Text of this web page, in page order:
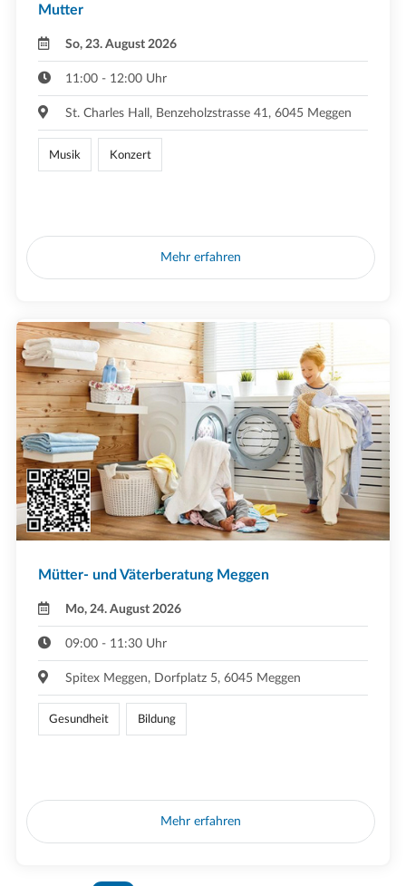
Mutter
So, 23. August 2026
11:00 - 12:00 Uhr
St. Charles Hall, Benzeholzstrasse 41, 6045 Meggen
Musik Konzert
Mehr erfahren
Mütter- und Väterberatung Meggen
Mo, 24. August 2026
09:00 - 11:30 Uhr
Spitex Meggen, Dorfplatz 5, 6045 Meggen
Gesundheit Bildung
Mehr erfahren